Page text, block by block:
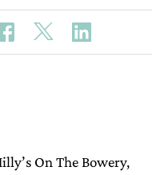
On The Bowery,